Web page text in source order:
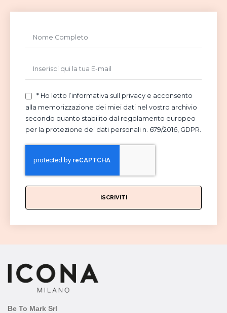
* Ho letto l’informativa sull privacy e acconsento
alla memorizzazione dei miei dati nel vostro archivio
secondo quanto stabilito dal regolamento europeo
per la protezione dei dati personali n. 679/2016, GDPR.
ISCRIVITI
Be To Mark Srl